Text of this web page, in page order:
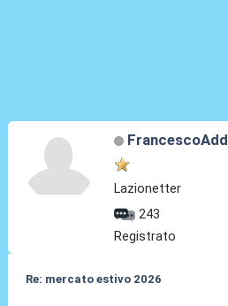
FrancescoAdd
Lazionetter
243
Registrato
Re: mercato estivo 2026